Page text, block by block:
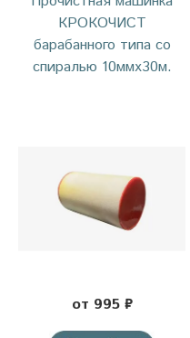
КРОКОЧИСТ
барабанного типа со
спиралью 10ммх30м.
от 995 ₽